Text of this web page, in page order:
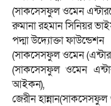
(সাকসেসফুল ওমেন
রুমানা রহমান সিনিয়র
পদ্মা উদ্যোক্তা ফাউন্ডেশন
(সাকসেসফুল ওমেন
(সাকসেসফুল ওমেন
আইকন),
জেরীন হান্নান(সাকসেসফুল